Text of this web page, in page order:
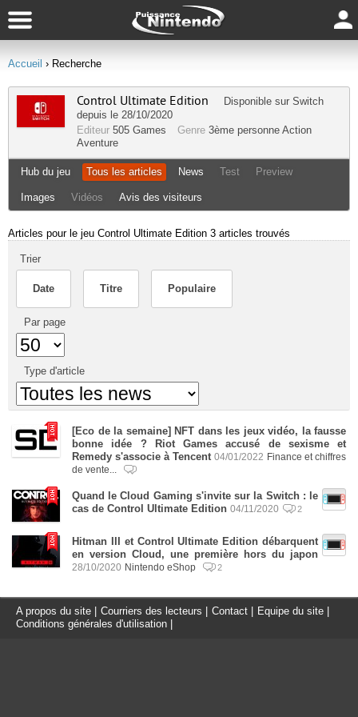
Accueil › Recherche
Control Ultimate Edition Disponible sur Switch
depuis le 28/10/2020
Editeur 505 Games Genre 3ème personne Action
Aventure
Hub du jeu Tous les articles News Test Preview
Images Vidéos Avis des visiteurs
Articles pour le jeu Control Ultimate Edition 3 articles trouvés
Trier
Date Titre Populaire
Par page
Type d'article
[Eco de la semaine] NFT dans les jeux vidéo, la fausse
bonne idée ? Riot Games accusé de sexisme et
Remedy s'associe à Tencent 04/01/2022 Finance et chiffres
de vente...
Quand le Cloud Gaming s'invite sur la Switch : le
cas de Control Ultimate Edition 04/11/2020 2
Hitman III et Control Ultimate Edition débarquent
en version Cloud, une première hors du japon
28/10/2020 Nintendo eShop 2
A propos du site Courriers des lecteurs Contact Equipe du site
Conditions générales d'utilisation